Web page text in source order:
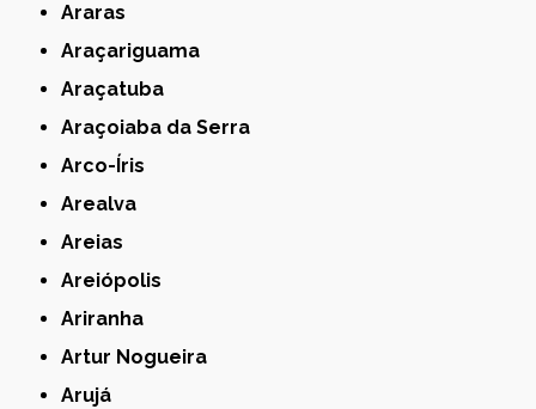
Araras
Araçariguama
Araçatuba
Araçoiaba da Serra
Arco-Íris
Arealva
Areias
Areiópolis
Ariranha
Artur Nogueira
Arujá